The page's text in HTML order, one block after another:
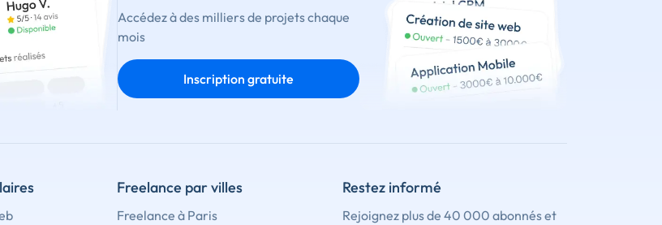
Accédez à des milliers de projets chaque
mois
Inscription gratuite
Freelance par villes
Freelance à Paris
Restez informé
Rejoignez plus de 40 000 abonnés et